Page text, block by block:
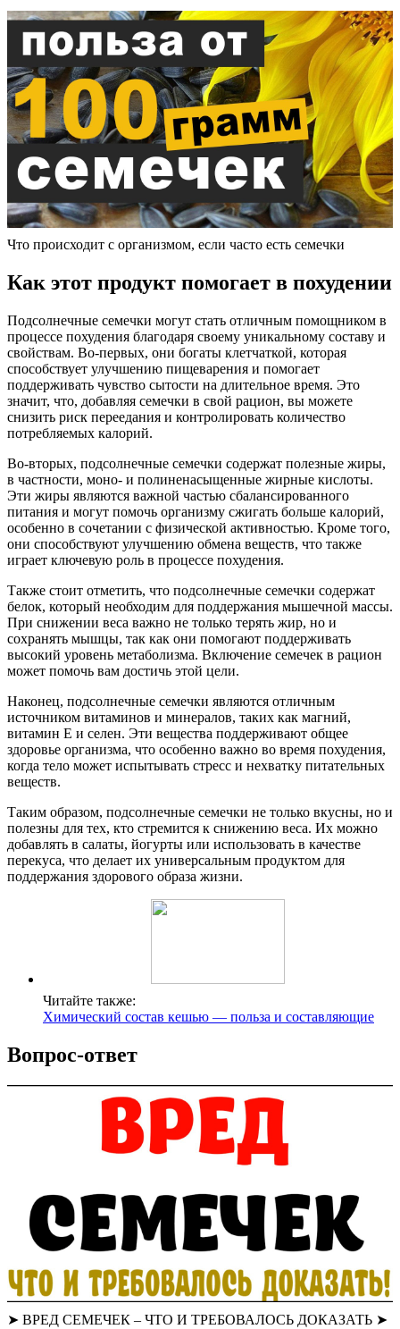
Что происходит с организмом, если часто есть семечки
Как этот продукт помогает в похудении
Подсолнечные семечки могут стать отличным помощником в
процессе похудения благодаря своему уникальному составу и
свойствам. Во-первых, они богаты клетчаткой, которая
способствует улучшению пищеварения и помогает
поддерживать чувство сытости на длительное время. Это
значит, что, добавляя семечки в свой рацион, вы можете
снизить риск переедания и контролировать количество
потребляемых калорий.
Во-вторых, подсолнечные семечки содержат полезные жиры,
в частности, моно- и полиненасыщенные жирные кислоты.
Эти жиры являются важной частью сбалансированного
питания и могут помочь организму сжигать больше калорий,
особенно в сочетании с физической активностью. Кроме того,
они способствуют улучшению обмена веществ, что также
играет ключевую роль в процессе похудения.
Также стоит отметить, что подсолнечные семечки содержат
белок, который необходим для поддержания мышечной массы.
При снижении веса важно не только терять жир, но и
сохранять мышцы, так как они помогают поддерживать
высокий уровень метаболизма. Включение семечек в рацион
может помочь вам достичь этой цели.
Наконец, подсолнечные семечки являются отличным
источником витаминов и минералов, таких как магний,
витамин Е и селен. Эти вещества поддерживают общее
здоровье организма, что особенно важно во время похудения,
когда тело может испытывать стресс и нехватку питательных
веществ.
Таким образом, подсолнечные семечки не только вкусны, но и
полезны для тех, кто стремится к снижению веса. Их можно
добавлять в салаты, йогурты или использовать в качестве
перекуса, что делает их универсальным продуктом для
поддержания здорового образа жизни.
Читайте также:
Химический состав кешью — польза и составляющие
Вопрос-ответ
➤ ВРЕД СЕМЕЧЕК – ЧТО И ТРЕБОВАЛОСЬ ДОКАЗАТЬ ➤